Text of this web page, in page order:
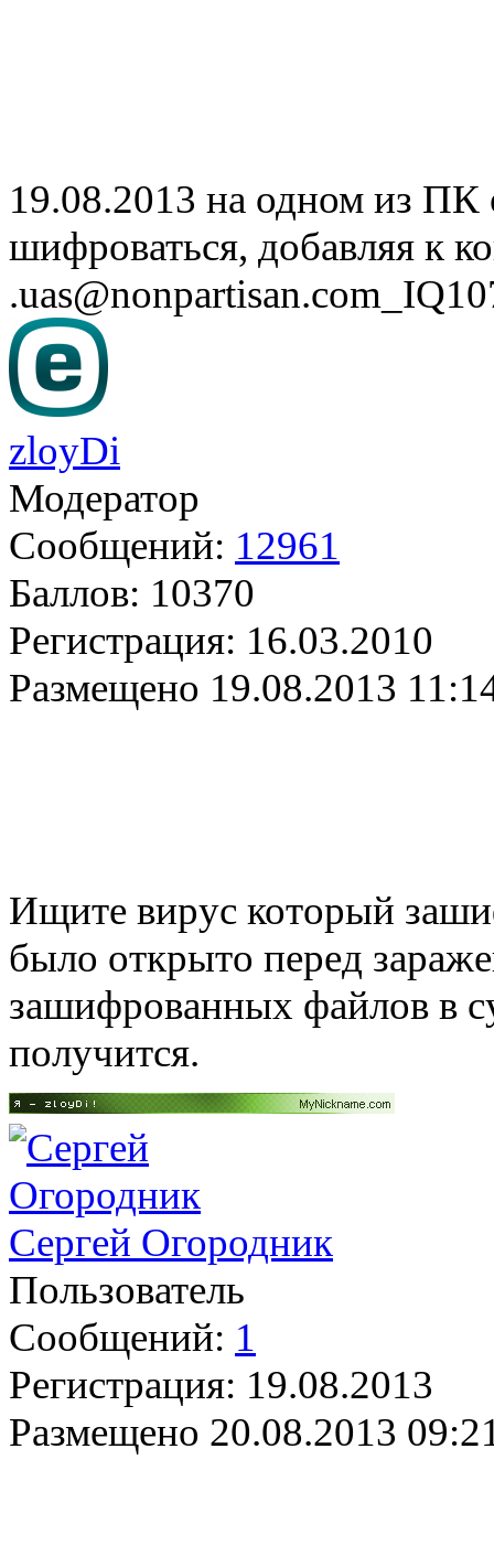
19.08.2013 на одном из
шифроваться, добавляя к
.uas@nonpartisan.com
zloyDi
Модератор
Сообщений: 12961
Баллов: 10370
Регистрация: 16.03.2010
Размещено 19.08.2013
Ищите вирус который
было открыто перед
зашифрованных файлов в
получится.
Сергей Огородник
Пользователь
Сообщений: 1
Регистрация: 19.08.2013
Размещено 20.08.2013